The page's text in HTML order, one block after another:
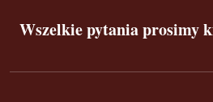
Wszelkie pytania prosimy